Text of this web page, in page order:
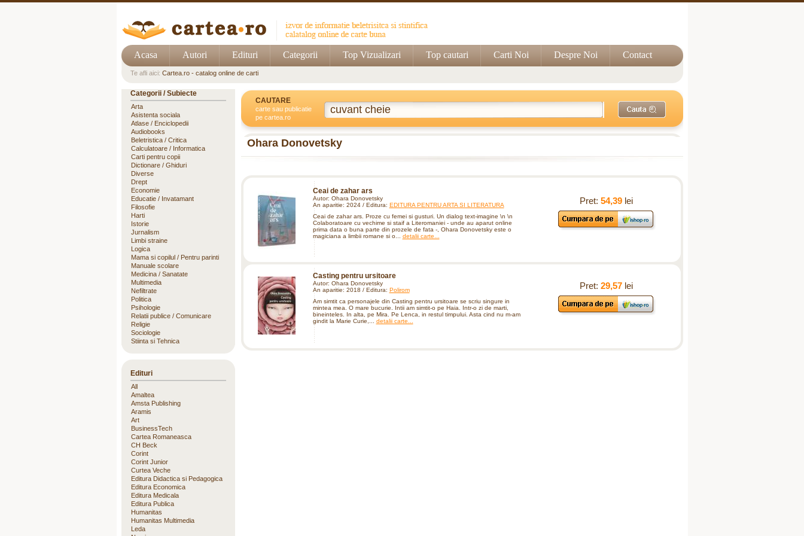
Acasa Autori Edituri Categorii Top Vizualizari Top cautari Carti Noi Despre Noi Contact
Te afli aici: Cartea.ro - catalog online de carti
CAUTARE
carte sau publicatie
pe cartea.ro
Ohara Donovetsky
Ceai de zahar ars
Autor: Ohara Donovetsky
An aparitie: 2024 / Editura: EDITURA PENTRU ARTA SI LITERATURA
Ceai de zahar ars. Proze cu femei si gusturi. Un dialog text-imagine \n \n
Colaboratoare cu vechime si staif a Literomaniei - unde au aparut online
prima data o buna parte din prozele de fata -, Ohara Donovetsky este o
magiciana a limbii romane si o... detalii carte...
Pret: 54,39 lei
Casting pentru ursitoare
Autor: Ohara Donovetsky
An aparitie: 2018 / Editura: Polirom
Am simtit ca personajele din Casting pentru ursitoare se scriu singure in
mintea mea. O mare bucurie. Intii am simtit-o pe Haia. Intr-o zi de marti,
bineinteles. In alta, pe Mira. Pe Lenca, in restul timpului. Asta cind nu m-am
gindit la Marie Curie,... detalii carte...
Pret: 29,57 lei
Categorii / Subiecte
Arta
Asistenta sociala
Atlase / Enciclopedii
Audiobooks
Beletristica / Critica
Calculatoare / Informatica
Carti pentru copii
Dictionare / Ghiduri
Diverse
Drept
Economie
Educatie / Invatamant
Filosofie
Harti
Istorie
Jurnalism
Limbi straine
Logica
Mama si copilul / Pentru parinti
Manuale scolare
Medicina / Sanatate
Multimedia
Nefiltrate
Politica
Psihologie
Relatii publice / Comunicare
Religie
Sociologie
Stiinta si Tehnica
Edituri
All
Amaltea
Amsta Publishing
Aramis
Art
BusinessTech
Cartea Romaneasca
CH Beck
Corint
Corint Junior
Curtea Veche
Editura Didactica si Pedagogica
Editura Economica
Editura Medicala
Editura Publica
Humanitas
Humanitas Multimedia
Leda